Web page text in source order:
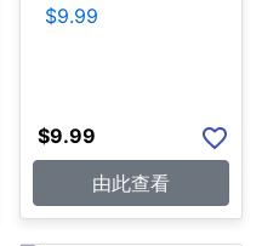
$9.99
$9.99
由此查看